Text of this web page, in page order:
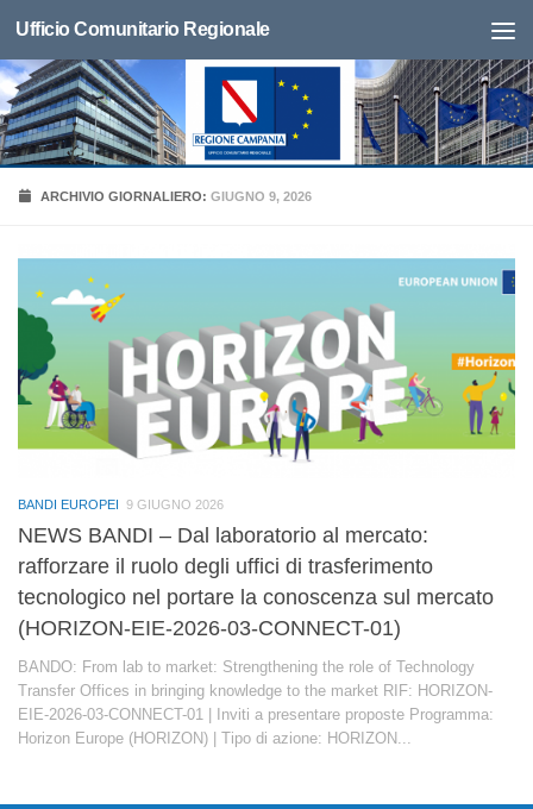
Ufficio Comunitario Regionale
ARCHIVIO GIORNALIERO:GIUGNO 9, 2026
BANDI EUROPEI 9 GIUGNO 2026
NEWS BANDI – Dal laboratorio al mercato:
rafforzare il ruolo degli uffici di trasferimento
tecnologico nel portare la conoscenza sul mercato
(HORIZON-EIE-2026-03-CONNECT-01)
BANDO: From lab to market: Strengthening the role of Technology
Transfer Offices in bringing knowledge to the market RIF: HORIZON-
EIE-2026-03-CONNECT-01 | Inviti a presentare proposte Programma:
Horizon Europe (HORIZON) | Tipo di azione: HORIZON...